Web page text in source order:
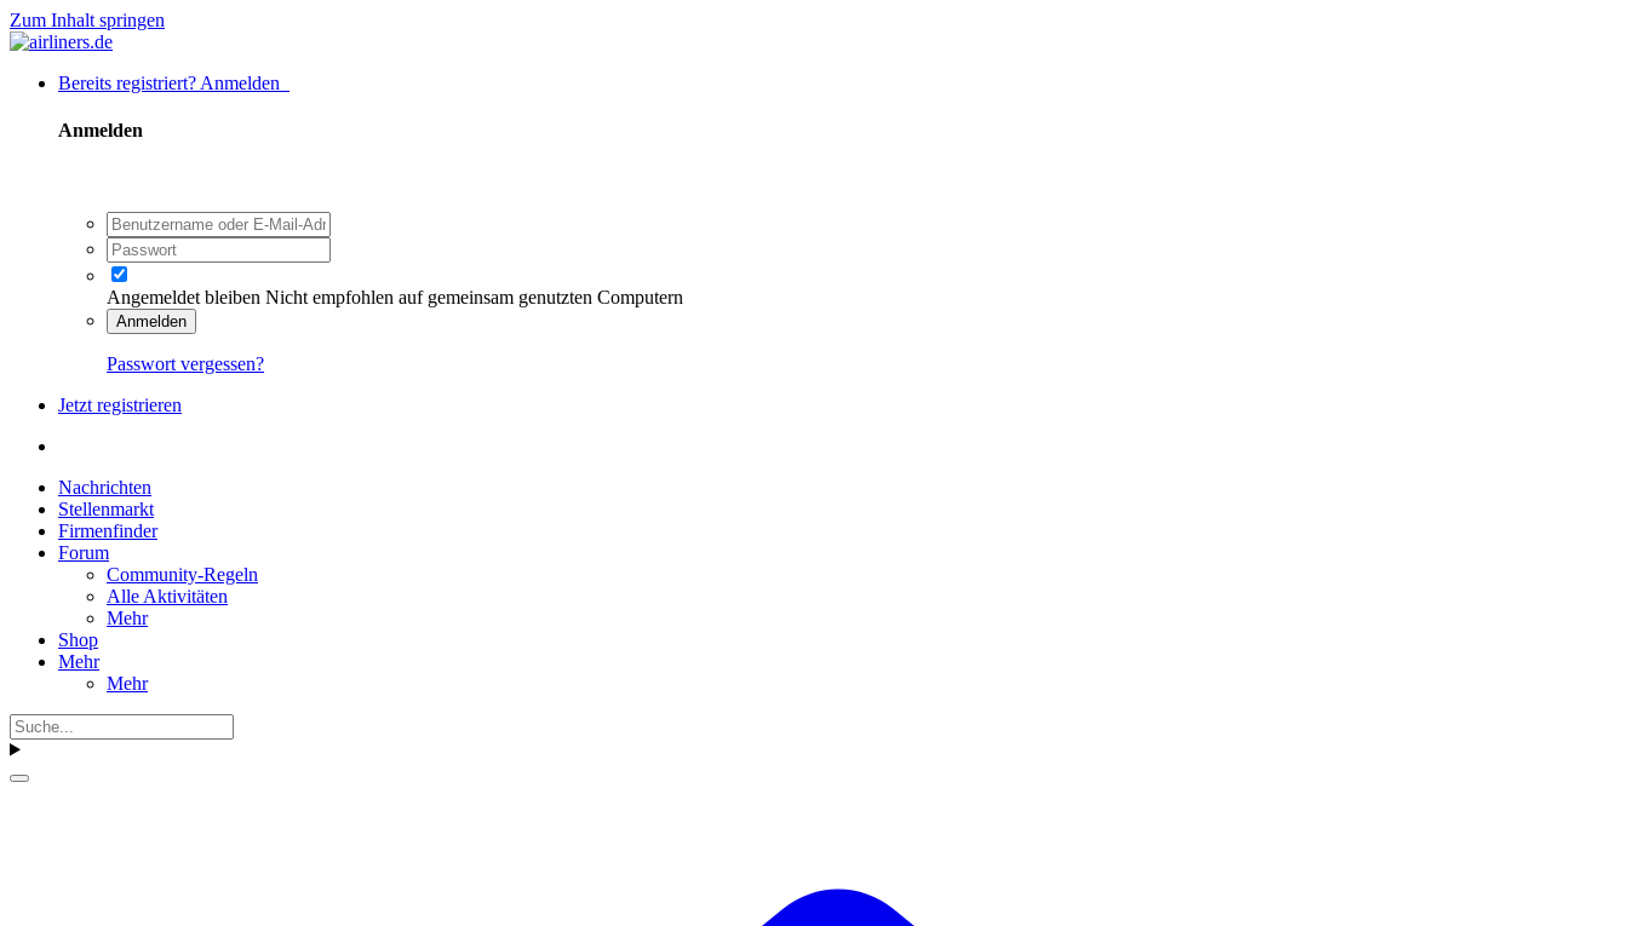
Zum Inhalt springen
Bereits registriert? Anmelden
Anmelden
Angemeldet bleiben Nicht empfohlen auf gemeinsam genutzten Computern
Anmelden
Passwort vergessen?
Jetzt registrieren
Nachrichten
Stellenmarkt
Firmenfinder
Forum
Community-Regeln
Alle Aktivitäten
Mehr
Shop
Mehr
Mehr